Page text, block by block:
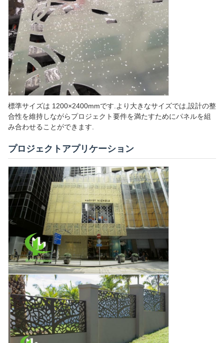
標準サイズは 1200×2400mmです.より大きなサイズでは,設計の整
合性を維持しながらプロジェクト要件を満たすためにパネルを組
み合わせることができます.
プロジェクトアプリケーション